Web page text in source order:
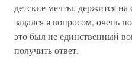
детские мечты, держится
задался я вопросом, очень
это был не единственный
получить ответ.